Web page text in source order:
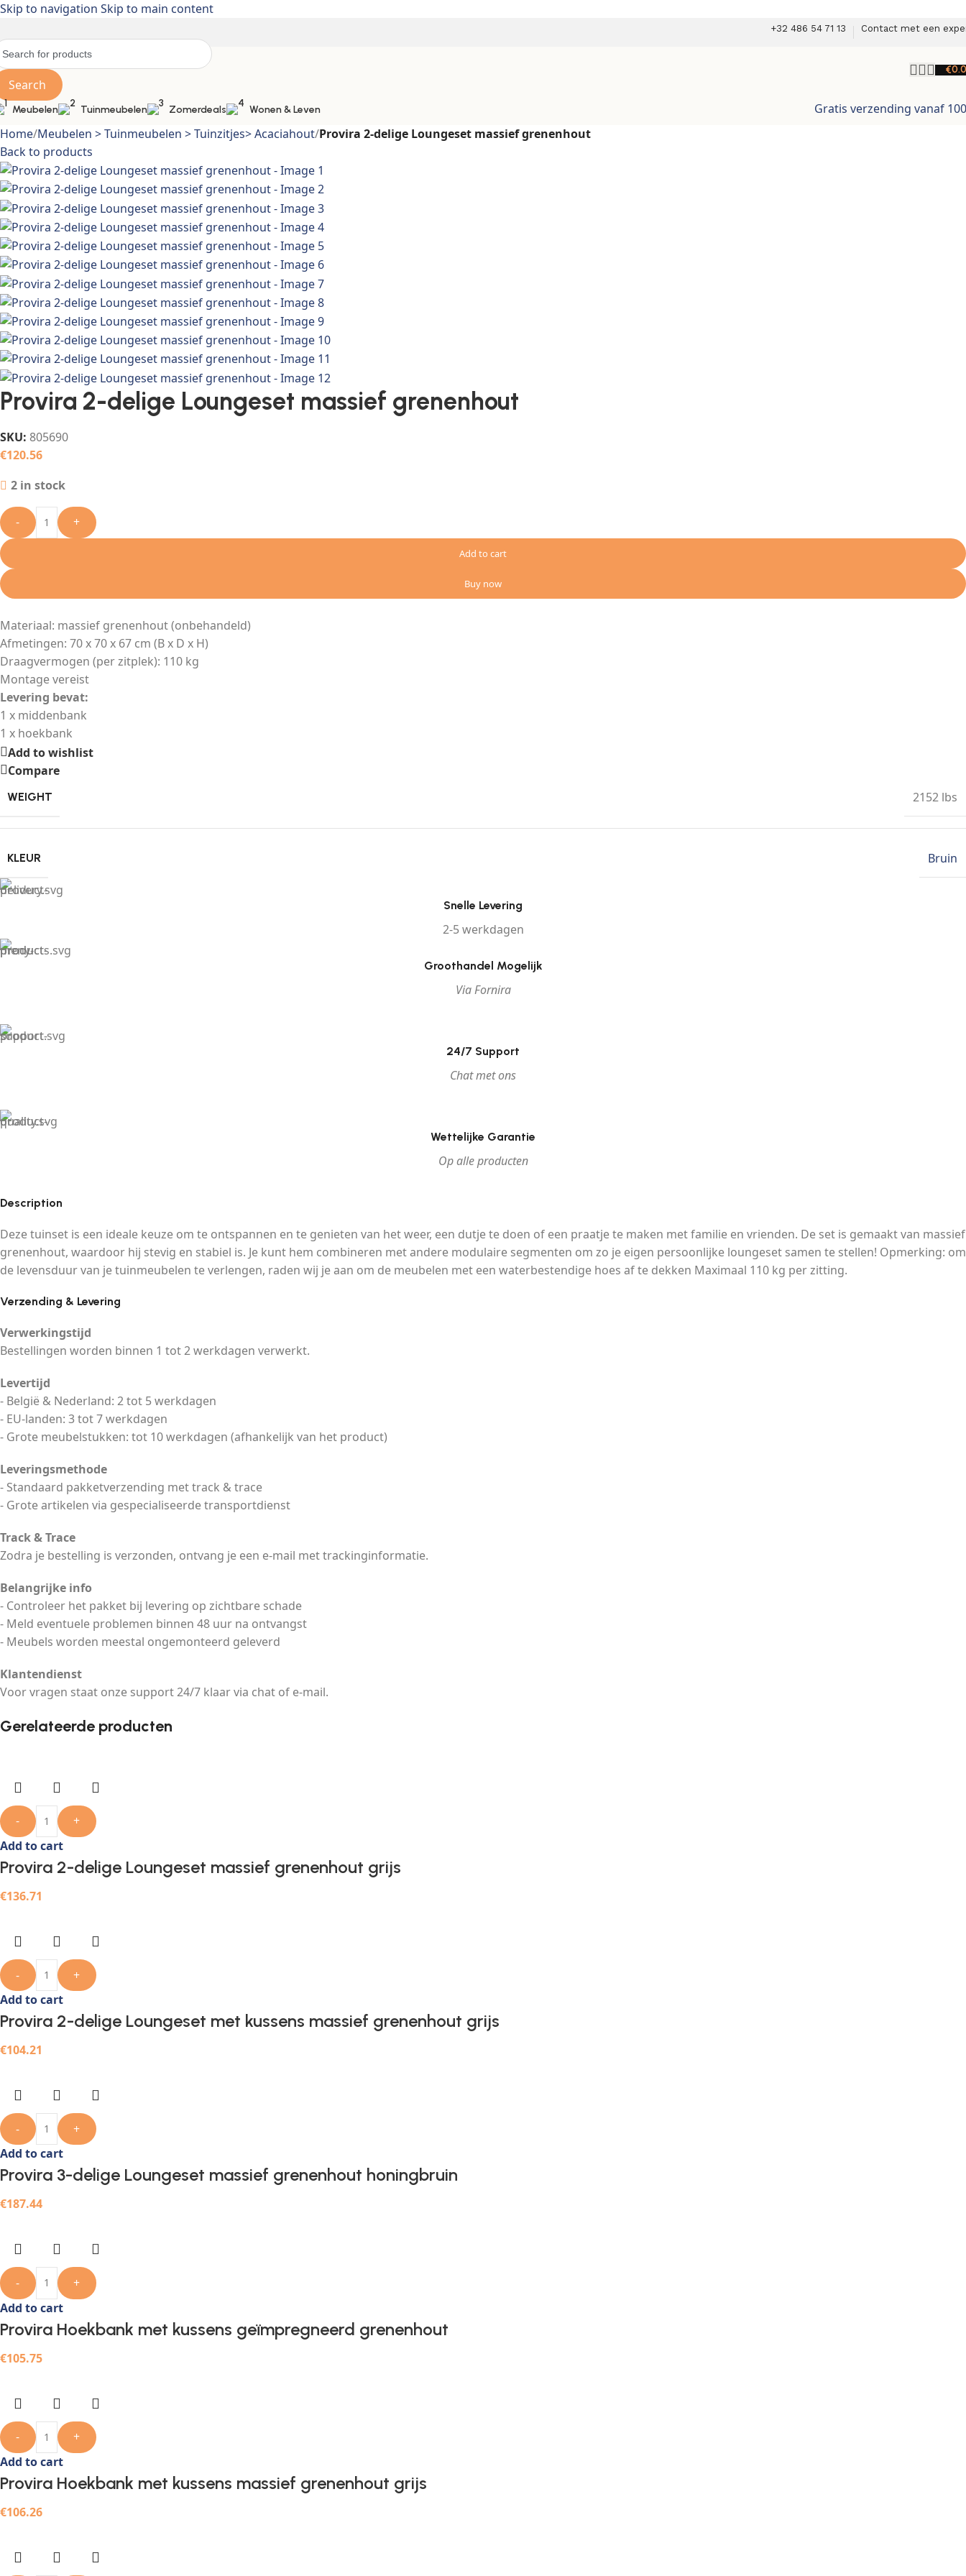
Skip to navigation Skip to main content
+32 486 54 71 13 Contact met een
Search
€
Meubelen Tuinmeubelen Zomerdeals Wonen & Leven
Gratis verzending vanaf
Home/Meubelen > Tuinmeubelen > Tuinzitjes> Acaciahout/Provira 2-delige Loungeset massief grenenhout
Back to products
Provira 2-delige Loungeset massief grenenhout
SKU: 805690
€120.56
2 in stock
- +
Add to cart
Buy now
Materiaal: massief grenenhout (onbehandeld)
Afmetingen: 70 x 70 x 67 cm (B x D x H)
Draagvermogen (per zitplek): 110 kg
Montage vereist
Levering bevat:
1 x middenbank
1 x hoekbank
Add to wishlist
Compare
WEIGHT 2152 lbs
KLEUR Bruin
Snelle Levering
2-5 werkdagen
Groothandel Mogelijk
Via Fornira
24/7 Support
Chat met ons
Wettelijke Garantie
Op alle producten
Description
Deze tuinset is een ideale keuze om te ontspannen en te genieten van het weer, een dutje te doen of een praatje te maken met familie en vrienden. De set is gemaakt van massief
grenenhout, waardoor hij stevig en stabiel is. Je kunt hem combineren met andere modulaire segmenten om zo je eigen persoonlijke loungeset samen te stellen! Opmerking: om
de levensduur van je tuinmeubelen te verlengen, raden wij je aan om de meubelen met een waterbestendige hoes af te dekken Maximaal 110 kg per zitting.
Verzending & Levering
Verwerkingstijd
Bestellingen worden binnen 1 tot 2 werkdagen verwerkt.
Levertijd
- België & Nederland: 2 tot 5 werkdagen
- EU-landen: 3 tot 7 werkdagen
- Grote meubelstukken: tot 10 werkdagen (afhankelijk van het product)
Leveringsmethode
- Standaard pakketverzending met track & trace
- Grote artikelen via gespecialiseerde transportdienst
Track & Trace
Zodra je bestelling is verzonden, ontvang je een e-mail met trackinginformatie.
Belangrijke info
- Controleer het pakket bij levering op zichtbare schade
- Meld eventuele problemen binnen 48 uur na ontvangst
- Meubels worden meestal ongemonteerd geleverd
Klantendienst
Voor vragen staat onze support 24/7 klaar via chat of e-mail.
Gerelateerde producten
-
+
Add to cart
Provira 2-delige Loungeset massief grenenhout grijs
€136.71
-
+
Add to cart
Provira 2-delige Loungeset met kussens massief grenenhout grijs
€104.21
-
+
Add to cart
Provira 3-delige Loungeset massief grenenhout honingbruin
€187.44
-
+
Add to cart
Provira Hoekbank met kussens geïmpregneerd grenenhout
€105.75
-
+
Add to cart
Provira Hoekbank met kussens massief grenenhout grijs
€106.26